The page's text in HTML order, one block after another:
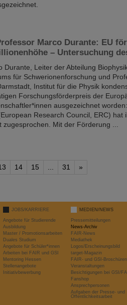
Marco Durante: EU
– Untersuchung
Durante, Leiter der Abteilung
für Schwerionenforschung und
Institut für die Physik
Forschungsförderpreis der
ausgezeichnet
Research Council, ERC) hat
zugesprochen. Mit der Förderung ...
14 15 31 »
JOBS/KARRIERE
Angebote für Studierende
Ausbildung
Master / Promotionsarbeiten
Duales Studium
Angebote für Schüler*innen
Arbeiten bei FAIR und GSI
Mentoring Hessen
Stellenangebote
Initiativbewerbung
MEDIEN/NEWS
Pressemitteilungen
News-Archiv
FAIR-News
Mediathek
Logos/Erscheinungsbild
target-Magazin
FAIR- und GSI-Broschüren
Veranstaltungen
Besichtigungen bei GSI/
Fanshop
Ansprechpersonen
Aufgaben der Presse- und
Öffentlichkeitsarbeit